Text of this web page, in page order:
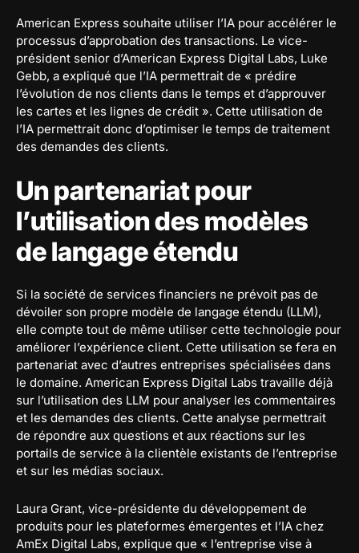
American Express souhaite utiliser l’IA pour accélérer le
processus d’approbation des transactions. Le vice-
président senior d’American Express Digital Labs, Luke
Gebb, a expliqué que l’IA permettrait de « prédire
l’évolution de nos clients dans le temps et d’approuver
les cartes et les lignes de crédit ». Cette utilisation de
l’IA permettrait donc d’optimiser le temps de traitement
des demandes des clients.
Un partenariat pour
l’utilisation des modèles
de langage étendu
Si la société de services financiers ne prévoit pas de
dévoiler son propre modèle de langage étendu (LLM),
elle compte tout de même utiliser cette technologie pour
améliorer l’expérience client. Cette utilisation se fera en
partenariat avec d’autres entreprises spécialisées dans
le domaine. American Express Digital Labs travaille déjà
sur l’utilisation des LLM pour analyser les commentaires
et les demandes des clients. Cette analyse permettrait
de répondre aux questions et aux réactions sur les
portails de service à la clientèle existants de l’entreprise
et sur les médias sociaux.
Laura Grant, vice-présidente du développement de
produits pour les plateformes émergentes et l’IA chez
AmEx Digital Labs, explique que « l’entreprise vise à